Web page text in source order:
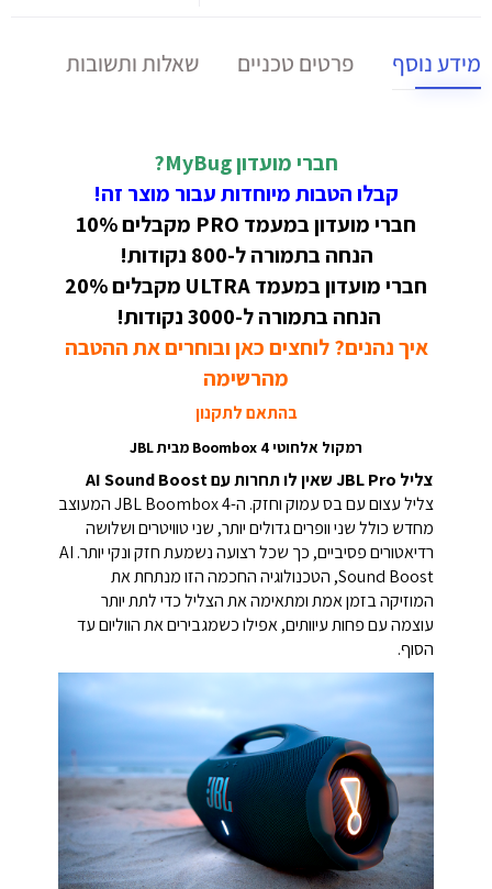
מידע נוסף פרטים טכניים שאלות ותשובות
חברי מועדון MyBug?
קבלו הטבות מיוחדות עבור מוצר זה!
חברי מועדון במעמד PRO מקבלים 10%
הנחה בתמורה ל-800 נקודות!
חברי מועדון במעמד ULTRA מקבלים 20%
הנחה בתמורה ל-3000 נקודות!
איך נהנים? לוחצים כאן ובוחרים את ההטבה
מהרשימה
בהתאם לתקנון
רמקול אלחוטי Boombox 4 מבית JBL
צליל JBL Pro שאין לו תחרות עם AI Sound Boost
צליל עצום עם בס עמוק וחזק. ה-JBL Boombox 4 המעוצב
מחדש כולל שני וופרים גדולים יותר, שני טוויטרים ושלושה
רדיאטורים פסיביים, כך שכל רצועה נשמעת חזק ונקי יותר. AI
Sound Boost, הטכנולוגיה החכמה הזו מנתחת את
המוזיקה בזמן אמת ומתאימה את הצליל כדי לתת יותר
עוצמה עם פחות עיוותים, אפילו כשמגבירים את הווליום עד
הסוף.